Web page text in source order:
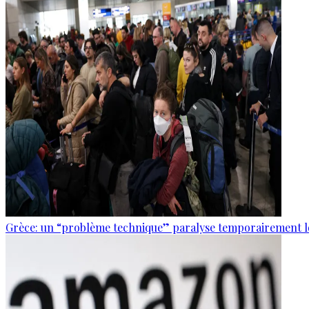
Grèce: un “problème technique” paralyse temporairement